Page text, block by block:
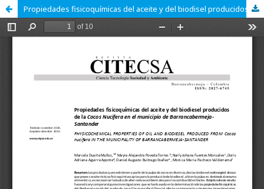
Propiedades fisicoquímicas del aceite y del biodisel producidos de la Cocos Nucifera en el municipio de Barranacbermeja